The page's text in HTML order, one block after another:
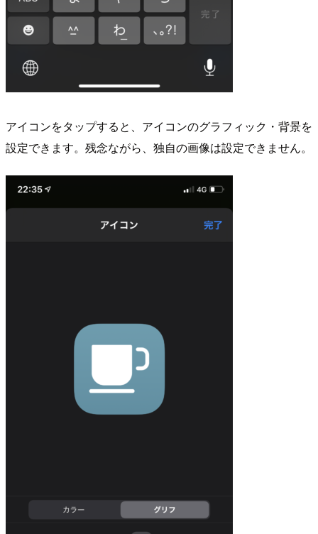
アイコンをタップすると、アイコンのグラフィック・背景を
設定できます。残念ながら、独自の画像は設定できません。